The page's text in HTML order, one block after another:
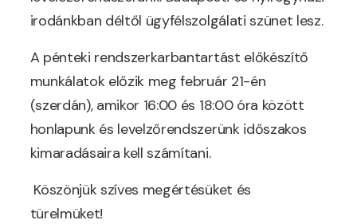
irodánkban déltől ügyfélszolgálati szünet lesz.
A pénteki rendszerkarbantartást előkészítő
munkálatok előzik meg február 21-én
(szerdán), amikor 16:00 és 18:00 óra között
honlapunk és levelzőrendszerünk időszakos
kimaradásaira kell számítani.
Köszönjük szíves megértésüket és
türelmüket!